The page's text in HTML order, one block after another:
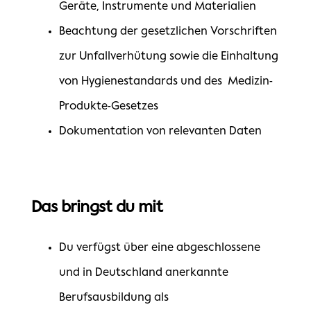
Geräte, Instrumente und Materialien
Beachtung der gesetzlichen Vorschriften
zur Unfallverhütung sowie die Einhaltung
von Hygienestandards und des Medizin-
Produkte-Gesetzes
Dokumentation von relevanten Daten
Das bringst du mit
Du verfügst über eine abgeschlossene
und in Deutschland anerkannte
Berufsausbildung als